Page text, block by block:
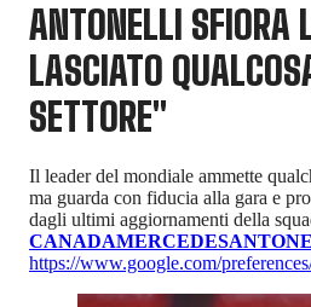
ANTONELLI SFIORA
LASCIATO
SETTORE"
Il leader del mondiale ammette
ma guarda con fiducia alla gara e
dagli ultimi aggiornamenti della
CANADAMERCEDES
https://www.google.com/